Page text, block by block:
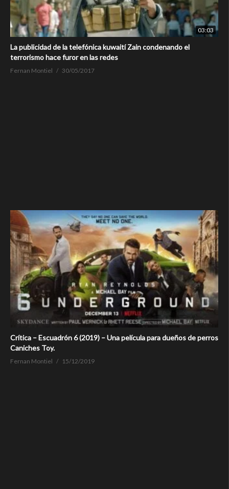
03:03
La publicidad de la telefónica kuwaití Zain condenando el
terrorismo hace furor en las redes
Fernan Montiel 30/05/2017
Crítica – Escuadrón 6 (2019) – Una película para dueños de perros
Caniches Toy.
Fernan Montiel 15/12/2019